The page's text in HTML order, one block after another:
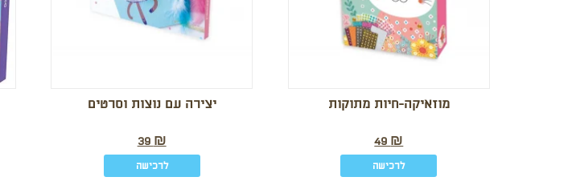
מוזאיקה-חיות מתוקות
49 ₪
לרכישה
יצירה עם נוצות וסרטים
39 ₪
לרכישה